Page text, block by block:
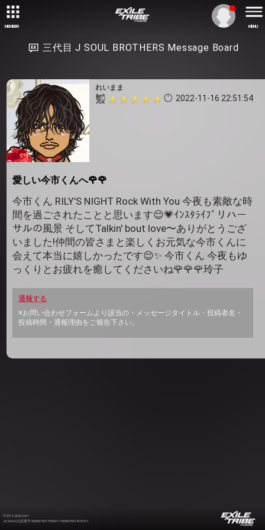
MEMBER MENU
三代目 J SOUL BROTHERS Message Board
れいまま
2022-11-16 22:51:54
愛しい今市くんへ🌹🌹
今市くん RILY'S NIGHT Rock With You 今夜も素敵な時
間を過ごされたことと思います😌💗ｲﾝｽﾀﾗｲﾌﾞリハー
サルの風景 そしてTalkin' bout love〜ありがとうござ
いました!仲間の皆さまと楽しくお元気な今市くんに
会えて本当に嬉しかったです😌✨ 今市くん 今夜もゆ
っくりとお疲れを癒してくださいね🌹🌹🌹玲子
通報する
※お問い合わせフォームより該当の・メッセージタイトル・投稿者名・
投稿時間・通報理由をご報告下さい。
©2012-2026 LDH
JASRAC許諾番号 9008675017Y55011 9008675014Y41011